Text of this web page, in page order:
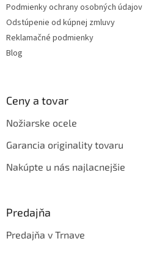
y
Podmienky ochrany osobných údajov
Odstúpenie od kúpnej zmluvy
Reklamačné podmienky
Blog
Ceny a tovar
Nožiarske ocele
Garancia originality tovaru
Nakúpte u nás najlacnejšie
Predajňa
Predajňa v Trnave